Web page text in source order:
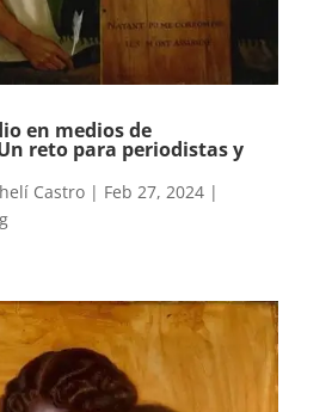
en medios de
reto para periodistas y
Castro| Feb 27, 2024|